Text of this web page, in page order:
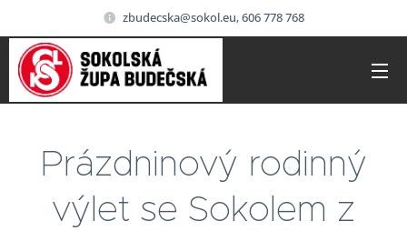
zbudecska@sokol.eu, 606 778 768
Prázdninový rodinný
výlet se Sokolem z